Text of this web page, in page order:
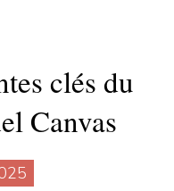
clés du
Canvas